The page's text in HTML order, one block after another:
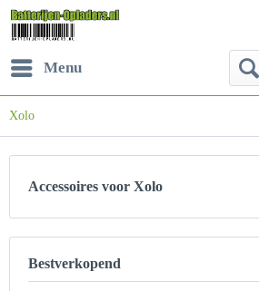
Menu
Xolo
Accessoires voor Xolo
Bestverkopend